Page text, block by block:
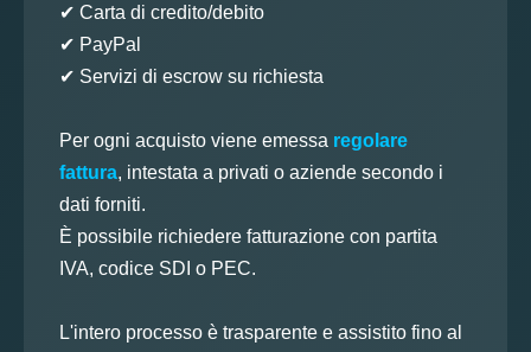
✔ Carta di credito/debito
✔ PayPal
✔ Servizi di escrow su richiesta
Per ogni acquisto viene emessa regolare
fattura, intestata a privati o aziende secondo i
dati forniti.
È possibile richiedere fatturazione con partita
IVA, codice SDI o PEC.
L'intero processo è trasparente e assistito fino al